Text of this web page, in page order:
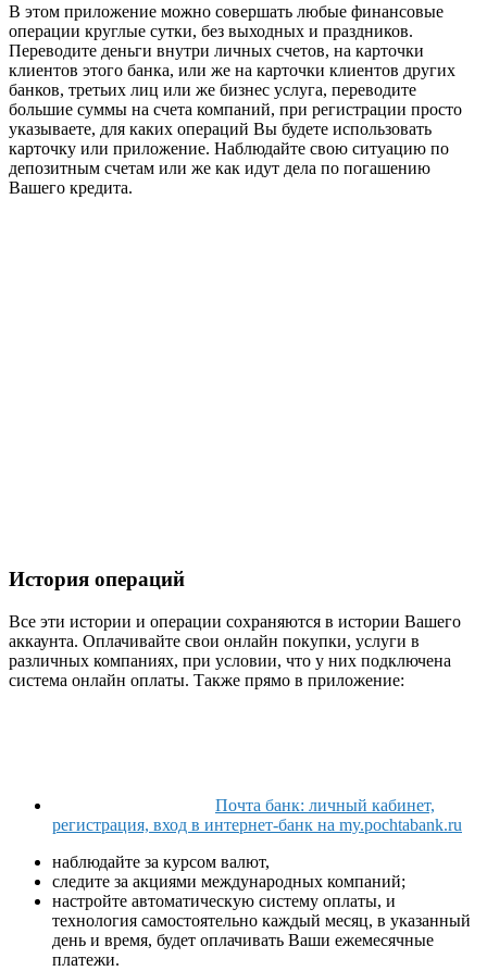
В этом приложение можно совершать любые финансовые
операции круглые сутки, без выходных и праздников.
Переводите деньги внутри личных счетов, на карточки
клиентов этого банка, или же на карточки клиентов других
банков, третьих лиц или же бизнес услуга, переводите
большие суммы на счета компаний, при регистрации просто
указываете, для каких операций Вы будете использовать
карточку или приложение. Наблюдайте свою ситуацию по
депозитным счетам или же как идут дела по погашению
Вашего кредита.
История операций
Все эти истории и операции сохраняются в истории Вашего
аккаунта. Оплачивайте свои онлайн покупки, услуги в
различных компаниях, при условии, что у них подключена
система онлайн оплаты. Также прямо в приложение:
Почта банк: личный кабинет,
регистрация, вход в интернет-банк на my.pochtabank.ru
наблюдайте за курсом валют,
следите за акциями международных компаний;
настройте автоматическую систему оплаты, и
технология самостоятельно каждый месяц, в указанный
день и время, будет оплачивать Ваши ежемесячные
платежи.